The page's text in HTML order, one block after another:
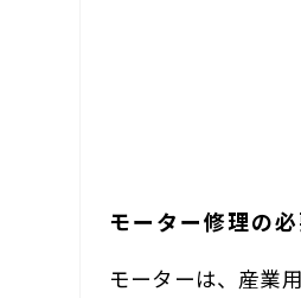
モーター修理の
モーターは、産業